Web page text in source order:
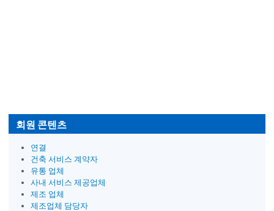
회원 콘텐츠
연결
건축 서비스 계약자
유통 업체
사내 서비스 제공업체
제조 업체
제조업체 담당자